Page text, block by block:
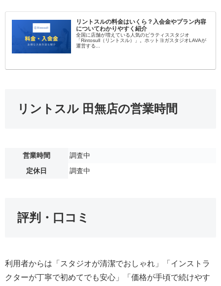
リントスルの料金はいくら？入会金やプラン内容
についてわかりやすく紹介
全国に店舗が増えている人気のピラティススタジオ
「Rintosull（リントスル）」。ホットヨガスタジオLAVAが
運営する...
リントスル 田無店の営業時間
営業時間
調査中
定休日
調査中
評判・口コミ
利用者からは「スタジオが清潔でおしゃれ」「インストラ
クターが丁寧で初めてでも安心」「価格が手頃で続けやす